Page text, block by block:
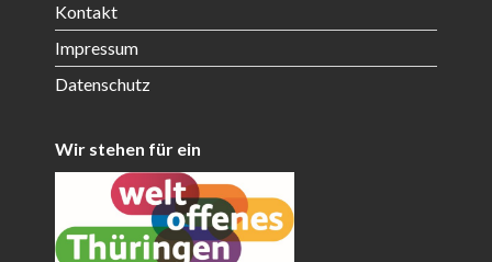
Kontakt
Impressum
Datenschutz
Wir stehen für ein